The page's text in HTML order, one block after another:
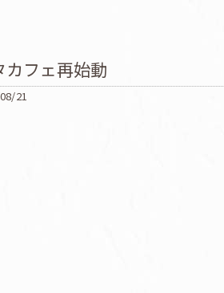
カフェ再始動
21